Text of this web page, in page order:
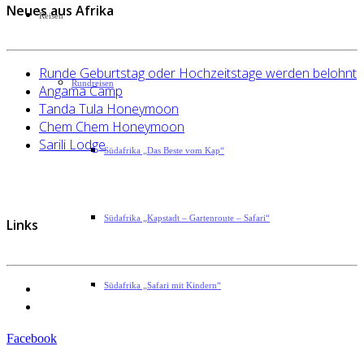
Reisen
Rundreisen
Südafrika „Das Beste vom Kap“
Südafrika „Kapstadt – Gartenroute – Safari“
Südafrika „Safari mit Kindern“
Neues aus Afrika
Runde Geburtstag oder Hochzeitstage werden belohnt
Angama Camp
Tanda Tula Honeymoon
Chem Chem Honeymoon
Sarili Lodge
Links
Datenschutzerklärung
Facebook